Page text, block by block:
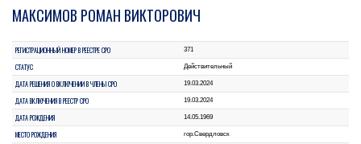
МАКСИМОВ РОМАН ВИКТОРОВИЧ
РЕГИСТРАЦИОННЫЙ НОМЕР В РЕЕСТРЕ СРО 371
СТАТУС Действительный
ДАТА РЕШЕНИЯ О ВКЛЮЧЕНИИ В ЧЛЕНЫ СРО 19.03.2024
ДАТА ВКЛЮЧЕНИЯ В РЕЕСТР СРО 19.03.2024
ДАТА РОЖДЕНИЯ 14.05.1969
МЕСТО РОЖДЕНИЯ гор.Свердловск